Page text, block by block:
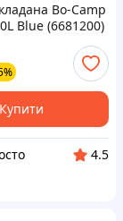
Bo-Camp
Blue (6681200)
Купити
4.5